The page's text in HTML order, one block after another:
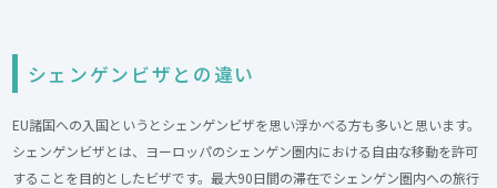
シェンゲンビザとの違い
EU諸国への入国というとシェンゲンビザを思い浮かべる方も多いと思います。
シェンゲンビザとは、ヨーロッパのシェンゲン圏内における自由な移動を許可
することを目的としたビザです。最大90日間の滞在でシェンゲン圏内への旅行